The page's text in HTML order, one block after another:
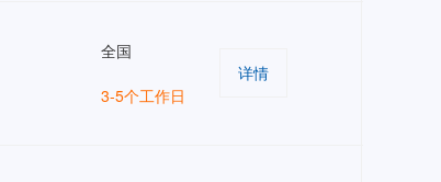
全国
3-5个工作日
详情